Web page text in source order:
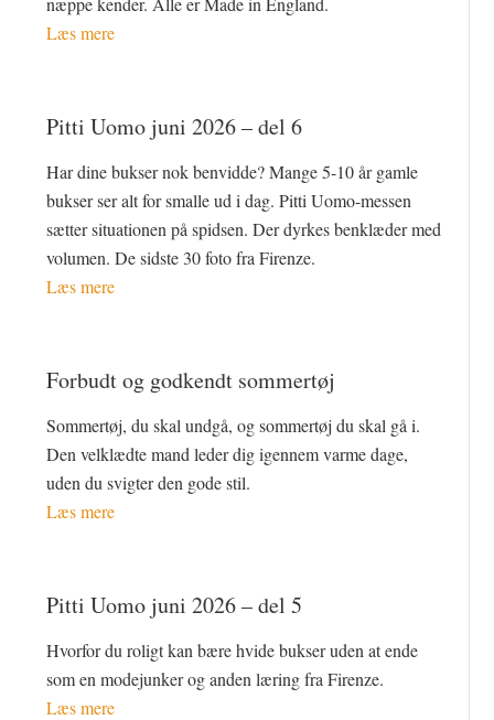
Læs mere
Pitti Uomo juni 2026 – del 6
Har dine bukser nok benvidde? Mange 5-10 år gamle
bukser ser alt for smalle ud i dag. Pitti Uomo-messen
sætter situationen på spidsen. Der dyrkes benklæder med
volumen. De sidste 30 foto fra Firenze.
Læs mere
Forbudt og godkendt sommertøj
Sommertøj, du skal undgå, og sommertøj du skal gå i.
Den velklædte mand leder dig igennem varme dage,
uden du svigter den gode stil.
Læs mere
Pitti Uomo juni 2026 – del 5
Hvorfor du roligt kan bære hvide bukser uden at ende
som en modejunker og anden læring fra Firenze.
Læs mere